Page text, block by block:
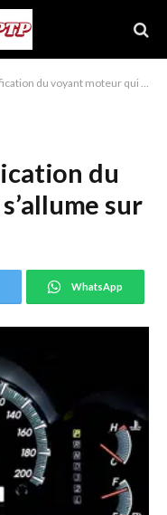
voyant moteur qui s’allume sur Qashqai ?
du
sur
WhatsApp